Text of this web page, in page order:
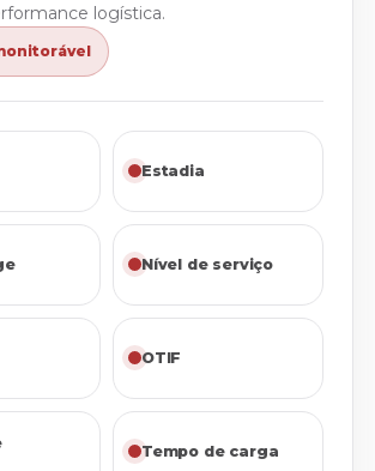
logística.
Estadia
Nível de serviço
OTIF
Tempo de carga